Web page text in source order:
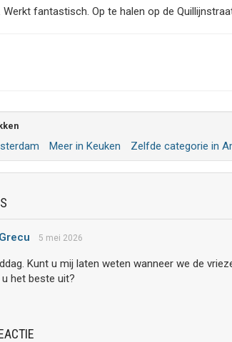
Werkt fantastisch. Op te halen op de
Meer in Keuken Zelfde categorie in
5 mei 2026
Kunt u mij laten weten wanneer we de
het beste uit?